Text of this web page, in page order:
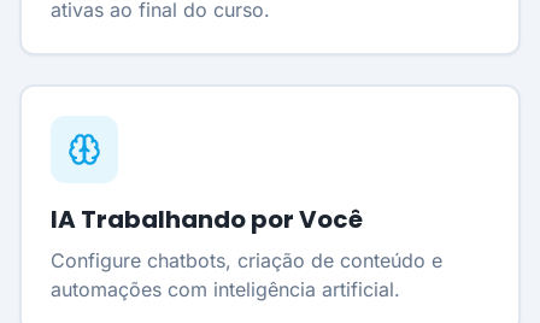
ativas ao final do curso.
IA Trabalhando por Você
Configure chatbots, criação de conteúdo e
automações com inteligência artificial.